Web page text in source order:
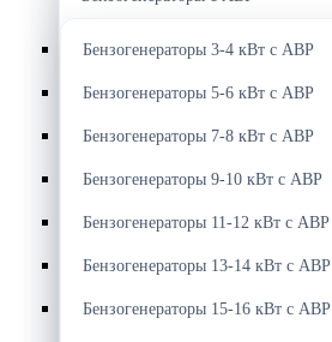
Бензогенераторы 3-4 кВт с АВР
Бензогенераторы 5-6 кВт с АВР
Бензогенераторы 7-8 кВт с АВР
Бензогенераторы 9-10 кВт с АВР
Бензогенераторы 11-12 кВт с АВР
Бензогенераторы 13-14 кВт с АВР
Бензогенераторы 15-16 кВт с АВР